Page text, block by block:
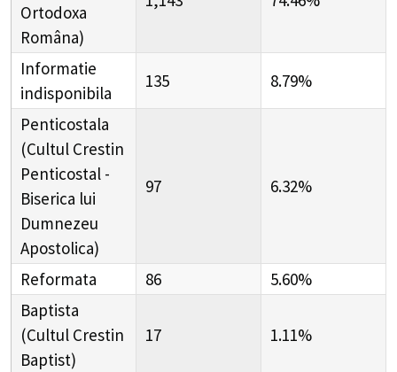
Ortodoxa
Româna)
Informatie
indisponibila
135 8.79%
Penticostala
(Cultul Crestin
Penticostal -
Biserica lui
Dumnezeu
Apostolica)
97 6.32%
Reformata 86
5.60%
Baptista
(Cultul Crestin
Baptist)
17 1.11%